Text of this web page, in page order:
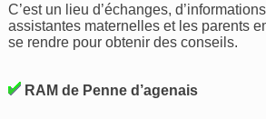
C’est un lieu d’échanges,
assistantes maternelles et les parents
se rendre pour obtenir des conseils.
RAM de Penne d’agenais